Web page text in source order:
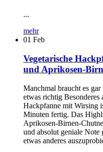
...
mehr
01 Feb
Vegetarische
und Aprikosen-
Manchmal braucht es
etwas richtig Besonderes
Hackpfanne mit Wirsing
Minuten fertig. Das
Aprikosen-Birnen-
und absolut geniale Note
etwas anderes